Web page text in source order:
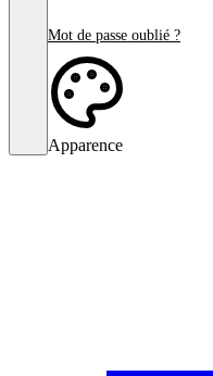
Mot de passe oublié ?
Apparence